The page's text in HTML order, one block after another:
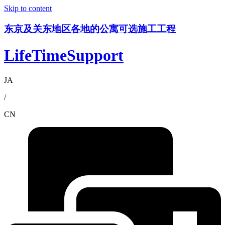
Skip to content
东京及关东地区各地的公寓可选施工工程
LifeTimeSupport
JA
/
CN